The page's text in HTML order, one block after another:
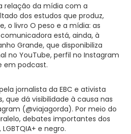
relação da mídia com a
dos estudos que produz,
o livro O peso e a mídia: as
está, ainda, à
Grande, que disponibiliza
no YouTube, perfil no Instagram
em podcast.
jornalista da EBC e ativista
que dá visibilidade à causa nas
(@viajagorda). Por meio do
debates importantes dos
e negro.